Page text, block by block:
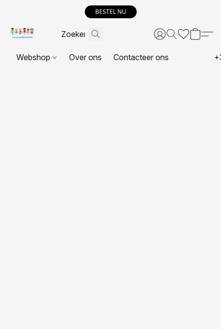
BESTEL NU
Webshop Over ons Contacteer ons